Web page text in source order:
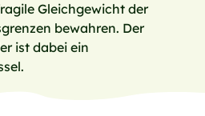
Gleichgewicht der
bewahren. Der
ist dabei ein